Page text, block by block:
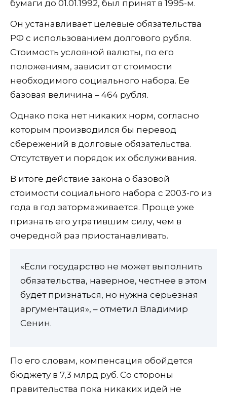
бумаги до 01.01.1992, был принят в 1995-м.
Он устанавливает целевые обязательства
РФ с использованием долгового рубля.
Стоимость условной валюты, по его
положениям, зависит от стоимости
необходимого социального набора. Ее
базовая величина – 464 рубля.
Однако пока нет никаких норм, согласно
которым производился бы перевод
сбережений в долговые обязательства.
Отсутствует и порядок их обслуживания.
В итоге действие закона о базовой
стоимости социального набора с 2003-го из
года в год затормаживается. Проще уже
признать его утратившим силу, чем в
очередной раз приостанавливать.
«Если государство не может выполнить
обязательства, наверное, честнее в этом
будет признаться, но нужна серьезная
аргументация», – отметил Владимир
Сенин.
По его словам, компенсация обойдется
бюджету в 7,3 млрд руб. Со стороны
правительства пока никаких идей не